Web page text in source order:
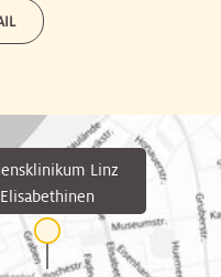
Linz
Elisabethinen